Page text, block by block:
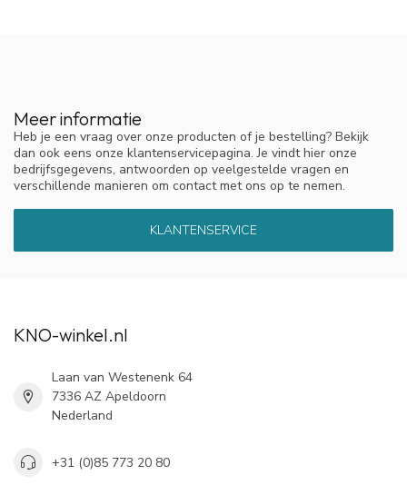
Meer informatie
Heb je een vraag over onze producten of je bestelling? Bekijk
dan ook eens onze klantenservicepagina. Je vindt hier onze
bedrijfsgegevens, antwoorden op veelgestelde vragen en
verschillende manieren om contact met ons op te nemen.
KLANTENSERVICE
KNO-winkel.nl
Laan van Westenenk 64
7336 AZ Apeldoorn
Nederland
+31 (0)85 773 20 80